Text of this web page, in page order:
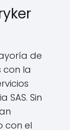
de
con la
SAS. Sin
con el